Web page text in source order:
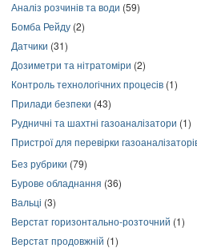
Аналіз розчинів та води (59)
Бомба Рейду (2)
Датчики (31)
Дозиметри та нітратоміри (2)
Контроль технологічних процесів (1)
Прилади безпеки (43)
Рудничні та шахтні газоаналізатори (1)
Пристрої для перевірки
Без рубрики (79)
Бурове обладнання (36)
Вальці (3)
Верстат горизонтально-розточний (1)
Верстат продовжній (1)